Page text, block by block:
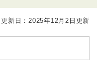
更新日：2025年12月2日更新